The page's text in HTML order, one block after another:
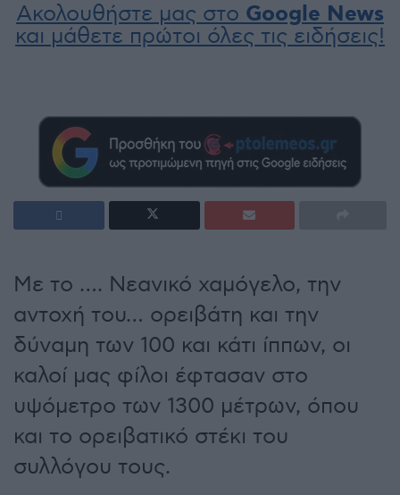
Ακολουθήστε μας στο Google News
και μάθετε πρώτοι όλες τις ειδήσεις!
Με το …. Νεανικό χαμόγελο, την
αντοχή του… ορειβάτη και την
δύναμη των 100 και κάτι ίππων, οι
καλοί μας φίλοι έφτασαν στο
υψόμετρο των 1300 μέτρων, όπου
και το ορειβατικό στέκι του
συλλόγου τους.